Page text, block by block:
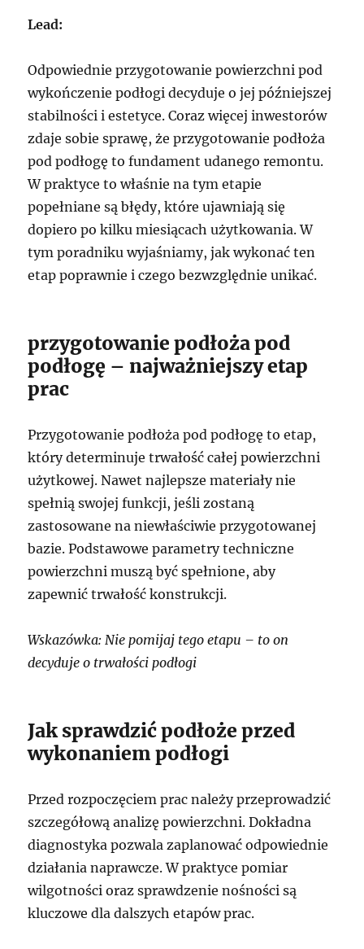
Lead:
Odpowiednie przygotowanie powierzchni pod
wykończenie podłogi decyduje o jej późniejszej
stabilności i estetyce. Coraz więcej inwestorów
zdaje sobie sprawę, że przygotowanie podłoża
pod podłogę to fundament udanego remontu.
W praktyce to właśnie na tym etapie
popełniane są błędy, które ujawniają się
dopiero po kilku miesiącach użytkowania. W
tym poradniku wyjaśniamy, jak wykonać ten
etap poprawnie i czego bezwzględnie unikać.
przygotowanie podłoża pod
podłogę – najważniejszy etap
prac
Przygotowanie podłoża pod podłogę to etap,
który determinuje trwałość całej powierzchni
użytkowej. Nawet najlepsze materiały nie
spełnią swojej funkcji, jeśli zostaną
zastosowane na niewłaściwie przygotowanej
bazie. Podstawowe parametry techniczne
powierzchni muszą być spełnione, aby
zapewnić trwałość konstrukcji.
Wskazówka: Nie pomijaj tego etapu – to on
decyduje o trwałości podłogi
Jak sprawdzić podłoże przed
wykonaniem podłogi
Przed rozpoczęciem prac należy przeprowadzić
szczegółową analizę powierzchni. Dokładna
diagnostyka pozwala zaplanować odpowiednie
działania naprawcze. W praktyce pomiar
wilgotności oraz sprawdzenie nośności są
kluczowe dla dalszych etapów prac.